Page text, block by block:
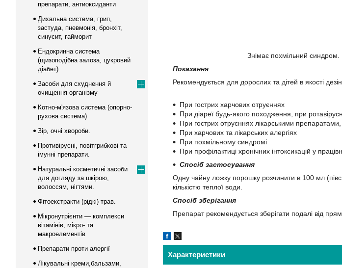
Знімає похмільний синдром.
Показання
Рекомендується для дорослих та дітей в якості
При гострих харчових отруєннях
При діареї будь-якого походження, при
При гострих отруєннях лікарськими
При харчових та лікарських алергіях
При похмільному синдромі
При профілактиці хронічних інтоксикацій у
Спосіб застосування
Одну чайну ложку порошку розчинити в 100 мл
кількістю теплої води.
Спосіб зберігання
Препарат рекомендується зберігати подалі від
Характеристики
препарати, антиоксиданти
Дихальна система, грип,
застуда, пневмонія, бронхіт,
синусит, гайморит
Ендокринна система
(щизоподібна залоза, цукровий
діабет)
Засоби для схуднення й
очищення організму
Котно-м'язова система (опорно-
рухова система)
Зір, очні хвороби.
Противірусні, повітгрибкові та
імунні препарати.
Натуральні косметичні засоби
для догляду за шкірою,
волоссям, нігтями.
Фітоекстракти (рідкі) трав.
Мікронутрієнти — комплекси
вітамінів, мікро- та
макроелементів
Препарати проти алергії
Лікувальні креми,бальзами,